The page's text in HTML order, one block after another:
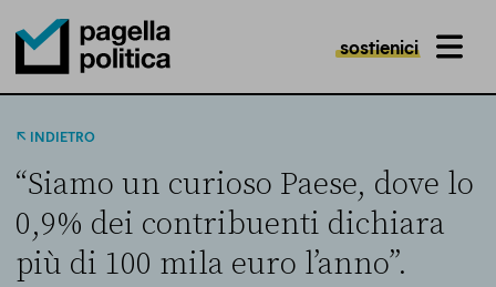
Pagella Politica Logo
sostienici MENU
INDIETRO
“Siamo un curioso Paese, dove lo
0,9% dei contribuenti dichiara
più di 100 mila euro l’anno”.